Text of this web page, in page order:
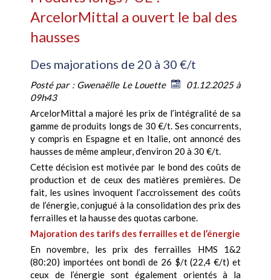
ArcelorMittal a ouvert le bal des
hausses
Des majorations de 20 à 30 €/t
Posté par : Gwenaëlle Le Louette
01.12.2025 à
09h43
ArcelorMittal a majoré les prix de l’intégralité de sa
gamme de produits longs de 30 €/t. Ses concurrents,
y compris en Espagne et en Italie, ont annoncé des
hausses de même ampleur, d’environ 20 à 30 €/t.
Cette décision est motivée par le bond des coûts de
production et de ceux des matières premières. De
fait, les usines invoquent l’accroissement des coûts
de l’énergie, conjugué à la consolidation des prix des
ferrailles et la hausse des quotas carbone.
Majoration des tarifs des ferrailles et de l’énergie
En novembre, les prix des ferrailles HMS 1&2
(80:20) importées ont bondi de 26 $/t (22,4 €/t) et
ceux de l’énergie sont également orientés à la